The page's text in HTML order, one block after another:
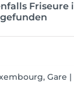
Friseure